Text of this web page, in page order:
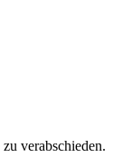
verabschieden.